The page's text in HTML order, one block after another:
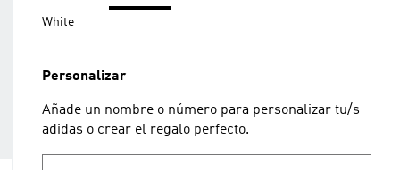
White
Personalizar
Añade un nombre o número para personalizar tu/s
adidas o crear el regalo perfecto.